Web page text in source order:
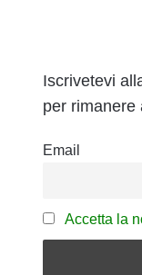
Iscrivetevi
per rimanere
Email
Accetta la